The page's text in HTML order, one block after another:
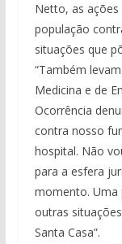
Netto, as
população
situações que
“Também
Medicina e de
Ocorrência
contra nosso
hospital. Não
para a esfera
momento. Uma
outras
Santa Casa”.